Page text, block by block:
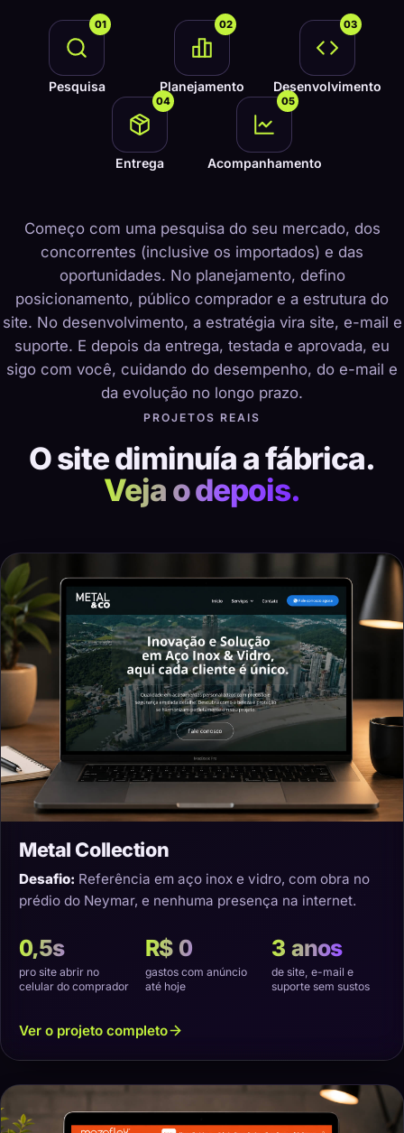
01
Pesquisa
02
Planejamento
03
Desenvolvimento
04
Entrega
05
Acompanhamento
Começo com uma pesquisa do seu mercado, dos
concorrentes (inclusive os importados) e das
oportunidades. No planejamento, defino
posicionamento, público comprador e a estrutura do
site. No desenvolvimento, a estratégia vira site, e-mail e
suporte. E depois da entrega, testada e aprovada, eu
sigo com você, cuidando do desempenho, do e-mail e
da evolução no longo prazo.
PROJETOS REAIS
O site diminuía a fábrica.
Veja o depois.
Metal Collection
Desafio: Referência em aço inox e vidro, com obra no
prédio do Neymar, e nenhuma presença na internet.
0,5s
pro site abrir no
celular do comprador
R$ 0
gastos com anúncio
até hoje
3 anos
de site, e-mail e
suporte sem sustos
Ver o projeto completo